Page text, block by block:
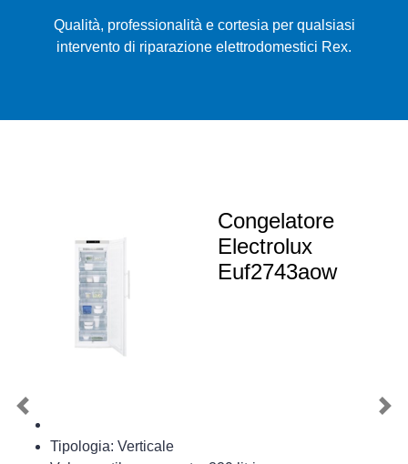
Qualità, professionalità e cortesia per qualsiasi
intervento di riparazione elettrodomestici Rex.
Congelatore
Electrolux
Euf2743aow
Tipologia: Verticale
Previous